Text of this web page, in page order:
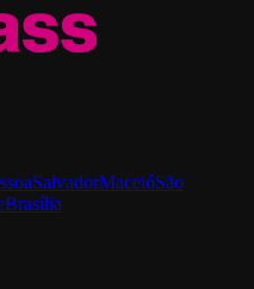
SalvadorMaceióSão
Brasília